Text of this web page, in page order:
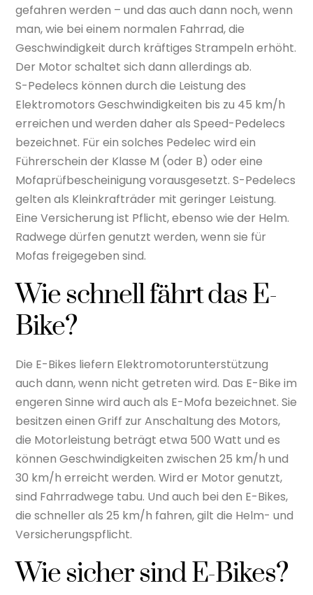
gefahren werden – und das auch dann noch, wenn
man, wie bei einem normalen Fahrrad, die
Geschwindigkeit durch kräftiges Strampeln erhöht.
Der Motor schaltet sich dann allerdings ab.
S-Pedelecs können durch die Leistung des
Elektromotors Geschwindigkeiten bis zu 45 km/h
erreichen und werden daher als Speed-Pedelecs
bezeichnet. Für ein solches Pedelec wird ein
Führerschein der Klasse M (oder B) oder eine
Mofaprüfbescheinigung vorausgesetzt. S-Pedelecs
gelten als Kleinkrafträder mit geringer Leistung.
Eine Versicherung ist Pflicht, ebenso wie der Helm.
Radwege dürfen genutzt werden, wenn sie für
Mofas freigegeben sind.
Wie schnell fährt das E-
Bike?
Die E-Bikes liefern Elektromotorunterstützung
auch dann, wenn nicht getreten wird. Das E-Bike im
engeren Sinne wird auch als E-Mofa bezeichnet. Sie
besitzen einen Griff zur Anschaltung des Motors,
die Motorleistung beträgt etwa 500 Watt und es
können Geschwindigkeiten zwischen 25 km/h und
30 km/h erreicht werden. Wird er Motor genutzt,
sind Fahrradwege tabu. Und auch bei den E-Bikes,
die schneller als 25 km/h fahren, gilt die Helm- und
Versicherungspflicht.
Wie sicher sind E-Bikes?